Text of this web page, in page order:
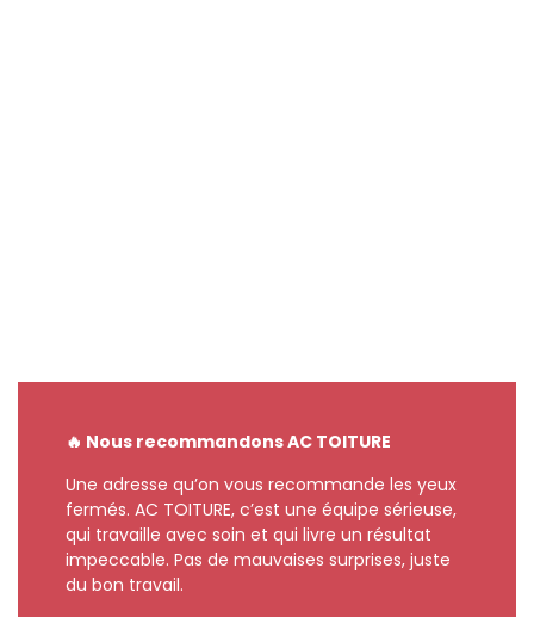
🔥 Nous recommandons AC TOITURE
Une adresse qu’on vous recommande les yeux
fermés. AC TOITURE, c’est une équipe sérieuse,
qui travaille avec soin et qui livre un résultat
impeccable. Pas de mauvaises surprises, juste
du bon travail.